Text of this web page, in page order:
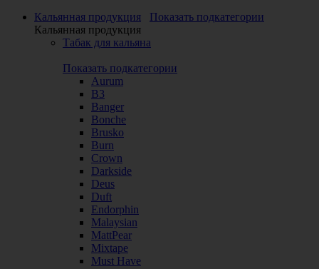
Кальянная продукция
Показать подкатегории
Кальянная продукция
Табак для кальяна
Показать подкатегории
Aurum
B3
Banger
Bonche
Brusko
Burn
Crown
Darkside
Deus
Duft
Endorphin
Malaysian
MattPear
Mixtape
Must Have